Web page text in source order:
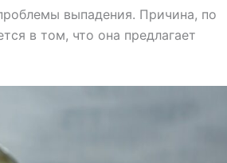
выпадения. Причина, по
в том, что она предлагает